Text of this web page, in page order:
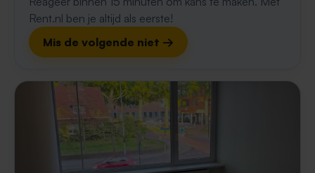
Rent.nl ben je altijd als eerste!
Mis de volgende niet →